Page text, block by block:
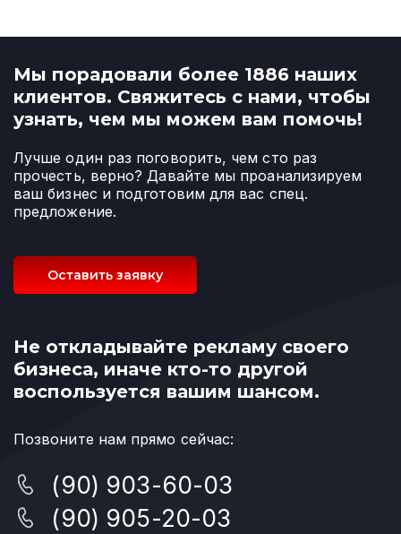
Мы порадовали более 1886 наших
клиентов. Свяжитесь с нами, чтобы
узнать, чем мы можем вам помочь!
Лучше один раз поговорить, чем сто раз
прочесть, верно? Давайте мы проанализируем
ваш бизнес и подготовим для вас спец.
предложение.
Оставить заявку
Не откладывайте рекламу своего
бизнеса, иначе кто-то другой
воспользуется вашим шансом.
Позвоните нам прямо сейчас:
(90) 903-60-03
(90) 905-20-03